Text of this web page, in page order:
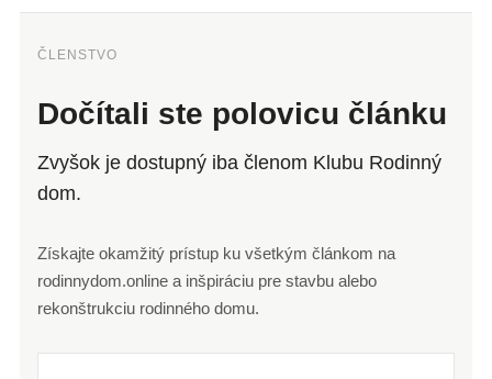
ČLENSTVO
Dočítali ste polovicu článku
Zvyšok je dostupný iba členom Klubu Rodinný
dom.
Získajte okamžitý prístup ku všetkým článkom na
rodinnydom.online a inšpiráciu pre stavbu alebo
rekonštrukciu rodinného domu.